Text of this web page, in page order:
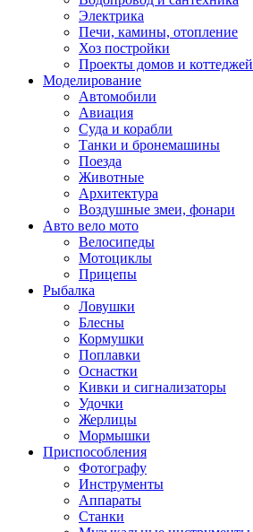
Электрика
Печи, камины, отопление
Хоз постройки
Проекты домов и коттеджей
Моделирование
Автомобили
Авиация
Суда и корабли
Танки и бронемашины
Поезда
Животные
Архитектура
Воздушные змеи, фонари
Авто вело мото
Велосипеды
Мотоциклы
Прицепы
Рыбалка
Ловушки
Блесны
Кормушки
Поплавки
Оснастки
Кивки и сигнализаторы
Удочки
Жерлицы
Мормышки
Приспособления
Фотографу
Инструменты
Аппараты
Станки